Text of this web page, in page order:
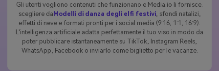
Gli utenti vogliono contenuti che funzionano e Media.io li fornisce.
scegliere daModelli di danza degli elfi festivi, sfondi natalizi,
effetti di neve e formati pronti per i social media (9:16, 1:1, 16:9).
L'intelligenza artificiale adatta perfettamente il tuo viso in modo da
poter pubblicare istantaneamente su TikTok, Instagram Reels,
WhatsApp, Facebook o inviarlo come biglietto per le vacanze.